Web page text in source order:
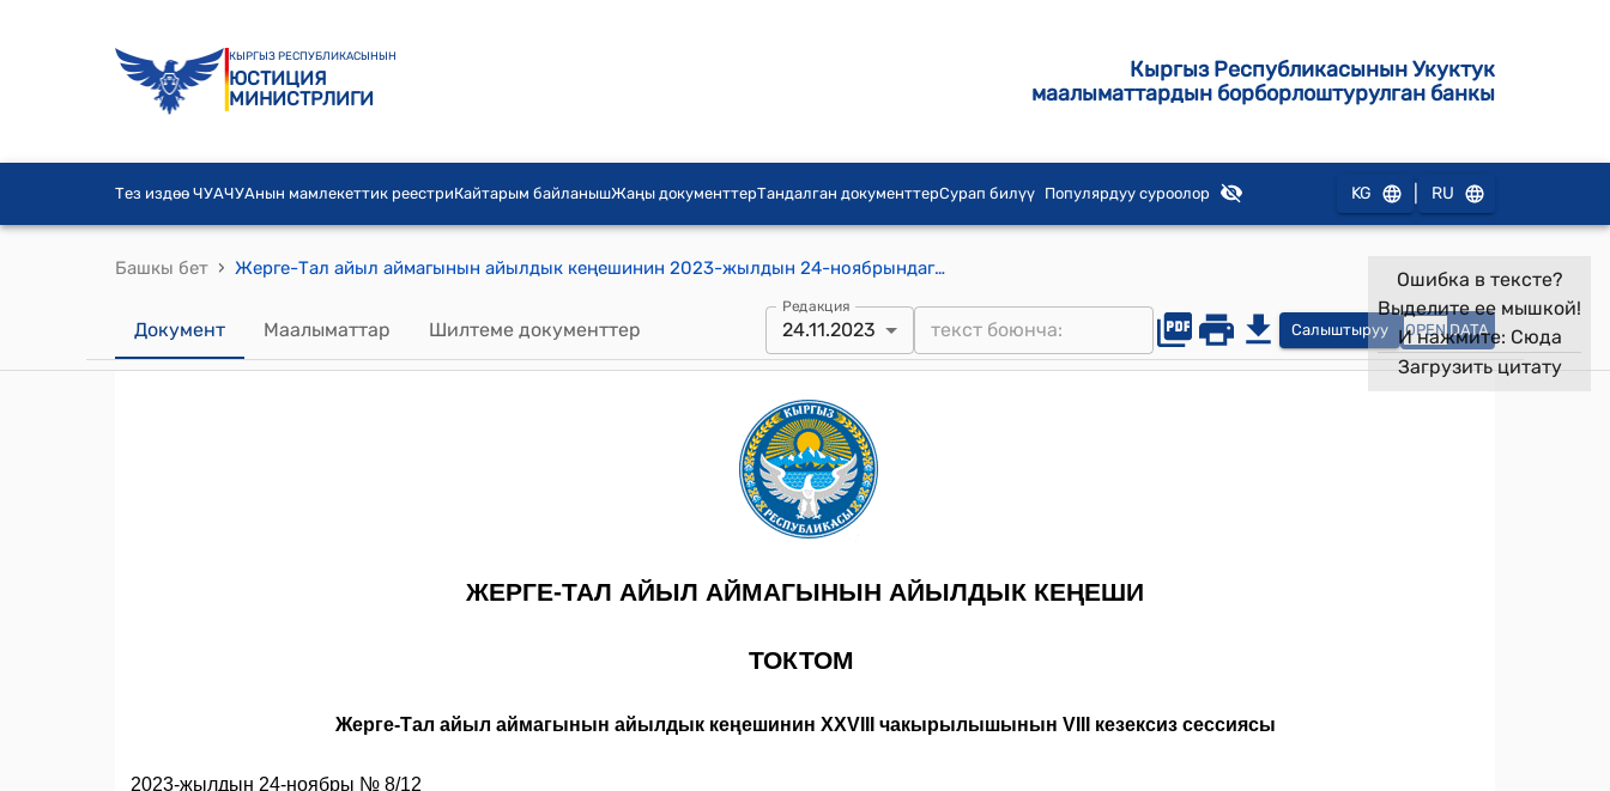
КЫРГЫЗ РЕСПУБЛИКАСЫНЫН
ЮСТИЦИЯ
МИНИСТРЛИГИ
Кыргыз Республикасынын Укуктук
маалыматтардын борборлоштурулган банкы
Тез издөө ЧУАЧУАнын мамлекеттик реестриКайтарым байланышЖаңы документтерТандалган документтерСурап билүү Популярдуу суроолор KG RU
Башкы бет › Жерге-Тал айыл аймагынын айылдык кеңешинин 2023-жылдын 24-ноябрындагы № 8/12 "Жерге-Тал айыл аймагынын жергиликтүү бюджетине максаттуу трансфертке түшкөн акча каражатын чыгымдоо жөнүндө" токтому
Документ Маалыматтар Шилтеме документтер
Редакция
24.11.2023 Салыштыруу OPEN DATA
Ошибка в тексте?
Выделите ее мышкой!
И нажмите: Сюда
Загрузить цитату